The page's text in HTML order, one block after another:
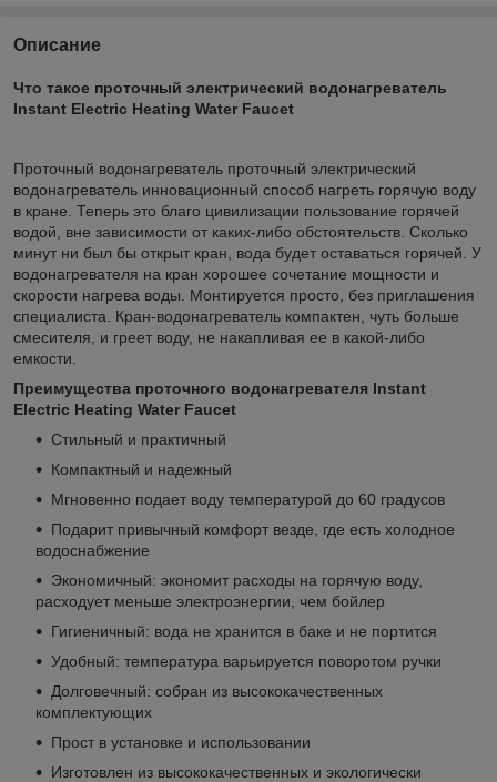
Описание
Что такое проточный электрический водонагреватель
Instant Electric Heating Water Faucet
Проточный водонагреватель проточный электрический
водонагреватель инновационный способ нагреть горячую воду
в кране. Теперь это благо цивилизации пользование горячей
водой, вне зависимости от каких-либо обстоятельств. Сколько
минут ни был бы открыт кран, вода будет оставаться горячей. У
водонагревателя на кран хорошее сочетание мощности и
скорости нагрева воды. Монтируется просто, без приглашения
специалиста. Кран-водонагреватель компактен, чуть больше
смесителя, и греет воду, не накапливая ее в какой-либо
емкости.
Преимущества проточного водонагревателя Instant
Electric Heating Water Faucet
Стильный и практичный
Компактный и надежный
Мгновенно подает воду температурой до 60 градусов
Подарит привычный комфорт везде, где есть холодное
водоснабжение
Экономичный: экономит расходы на горячую воду,
расходует меньше электроэнергии, чем бойлер
Гигиеничный: вода не хранится в баке и не портится
Удобный: температура варьируется поворотом ручки
Долговечный: собран из высококачественных
комплектующих
Прост в установке и использовании
Изготовлен из высококачественных и экологически